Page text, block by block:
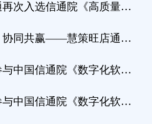
次入选信通院《高质量数
及服务全景图》
协同共赢——慧策旺店通生
站圆满举办
中国信通院《数字化软件
力》规范编制工作
中国信通院《数字化软件
力》规范编制工作